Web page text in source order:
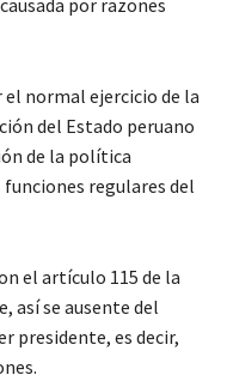
por razones
el normal ejercicio de la
del Estado peruano
de la política
regulares del
el artículo 115 de la
así se ausente del
presidente, es decir,